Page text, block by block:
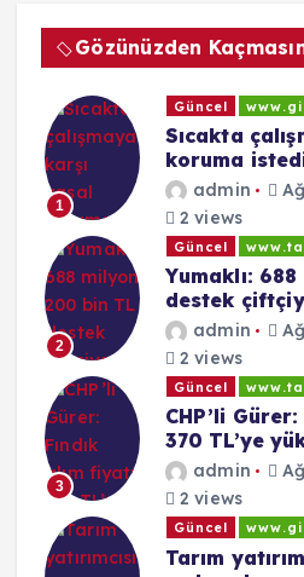
Gözünüzden
1
Güncel
Sıcakta
koruma
admin
2 views
2
Güncel
Yumaklı:
destek
admin
2 views
3
Güncel
CHP’li Gürer:
370 TL’ye
admin
2 views
Güncel
Tarım